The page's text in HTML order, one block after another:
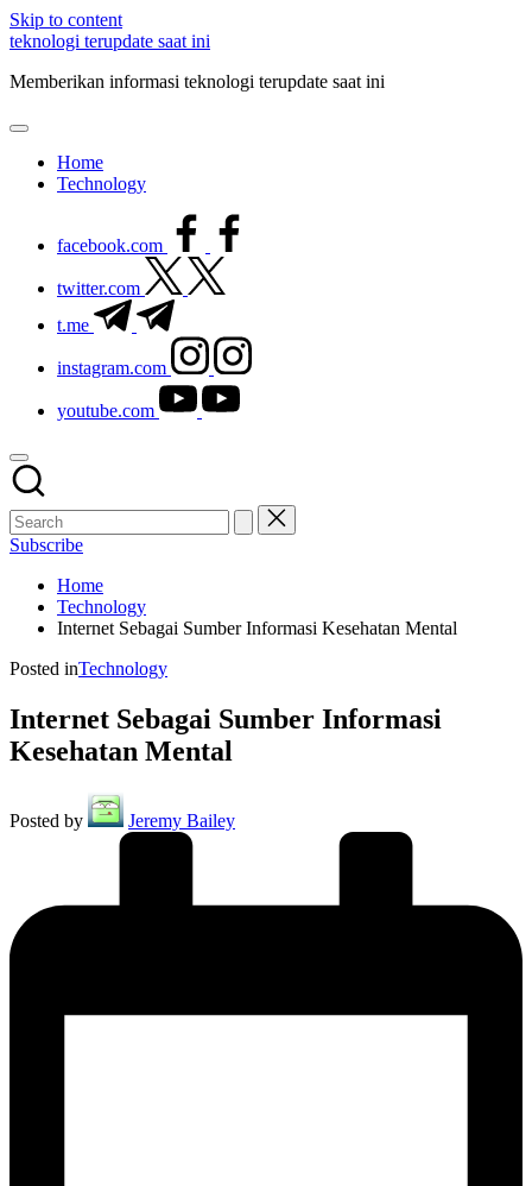
Skip to content
teknologi terupdate saat ini
Memberikan informasi teknologi terupdate saat ini
Home
Technology
facebook.com
twitter.com
t.me
instagram.com
youtube.com
Subscribe
Home
Technology
Internet Sebagai Sumber Informasi Kesehatan Mental
Posted inTechnology
Internet Sebagai Sumber Informasi
Kesehatan Mental
Posted by Jeremy Bailey